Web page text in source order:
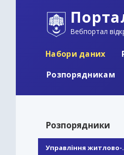
Вебпортал
Набори даних
Розпорядникам
Розпорядники
Управління житлово-